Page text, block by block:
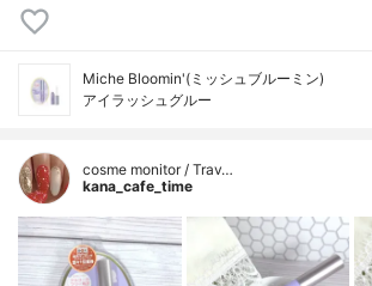
Miche Bloomin'(ミッシュブルーミン)
アイラッシュグルー
cosme monitor / Trav…
kana_cafe_time